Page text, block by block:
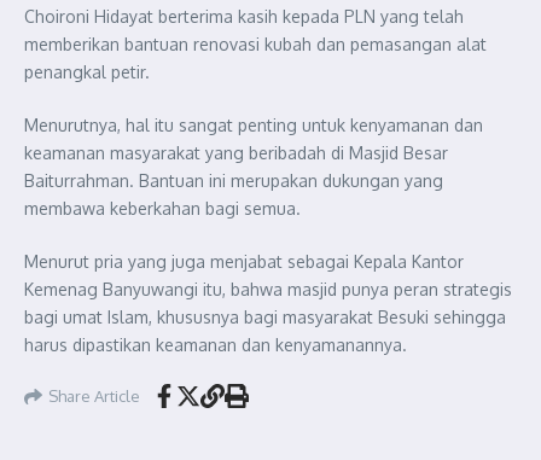
Choironi Hidayat berterima kasih kepada PLN yang telah
memberikan bantuan renovasi kubah dan pemasangan alat
penangkal petir.
Menurutnya, hal itu sangat penting untuk kenyamanan dan
keamanan masyarakat yang beribadah di Masjid Besar
Baiturrahman. Bantuan ini merupakan dukungan yang
membawa keberkahan bagi semua.
Menurut pria yang juga menjabat sebagai Kepala Kantor
Kemenag Banyuwangi itu, bahwa masjid punya peran strategis
bagi umat Islam, khususnya bagi masyarakat Besuki sehingga
harus dipastikan keamanan dan kenyamanannya.
Share Article